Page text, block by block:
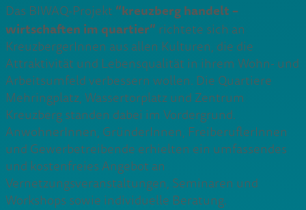
Das BIWAQ-Projekt “kreuzberg handelt –
wirtschaften im quartier” richtete sich an
KreuzbergerInnen aus allen Kulturen, die die
Attraktivität und Lebensqualität in ihrem Wohn- und
Arbeitsumfeld verbessern wollen. Die Quartiere
Mehringplatz, Wassertorplatz und Zentrum
Kreuzberg standen dabei im Vordergrund.
AnwohnerInnen, GründerInnen, FreiberuflerInnen
und Gewerbetreibende erhielten ein umfassendes
und kostenfreies Angebot an
Vernetzungsveranstaltungen, Seminaren und
Workshops sowie individuelle Beratung.